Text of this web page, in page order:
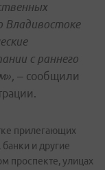
Владивостоке
с раннего
», – сообщили
прилегающих
и другие
проспекте, улицах